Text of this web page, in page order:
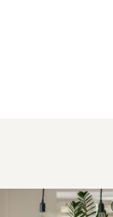
espelhos